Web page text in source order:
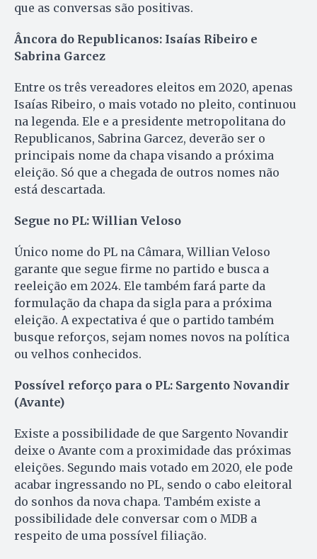
que as conversas são positivas.
Âncora do Republicanos: Isaías Ribeiro e
Sabrina Garcez
Entre os três vereadores eleitos em 2020, apenas
Isaías Ribeiro, o mais votado no pleito, continuou
na legenda. Ele e a presidente metropolitana do
Republicanos, Sabrina Garcez, deverão ser o
principais nome da chapa visando a próxima
eleição. Só que a chegada de outros nomes não
está descartada.
Segue no PL: Willian Veloso
Único nome do PL na Câmara, Willian Veloso
garante que segue firme no partido e busca a
reeleição em 2024. Ele também fará parte da
formulação da chapa da sigla para a próxima
eleição. A expectativa é que o partido também
busque reforços, sejam nomes novos na política
ou velhos conhecidos.
Possível reforço para o PL: Sargento Novandir
(Avante)
Existe a possibilidade de que Sargento Novandir
deixe o Avante com a proximidade das próximas
eleições. Segundo mais votado em 2020, ele pode
acabar ingressando no PL, sendo o cabo eleitoral
do sonhos da nova chapa. Também existe a
possibilidade dele conversar com o MDB a
respeito de uma possível filiação.